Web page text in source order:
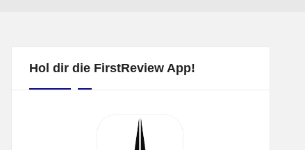
Hol dir die FirstReview App!